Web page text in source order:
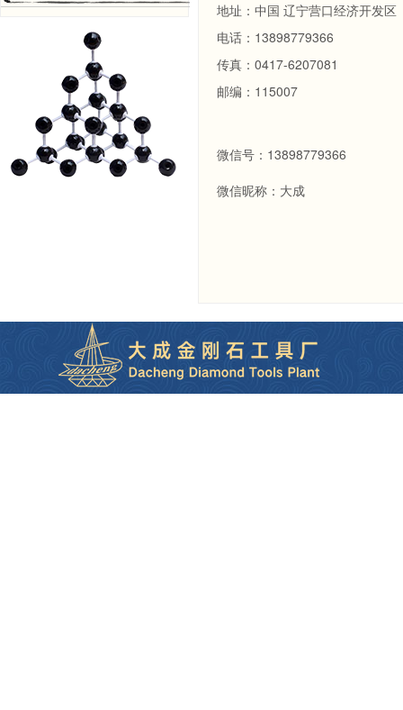
地址：中国 辽宁营口经济开发区
电话：13898779366
传真：0417-6207081
邮编：115007
微信号：13898779366
微信昵称：大成